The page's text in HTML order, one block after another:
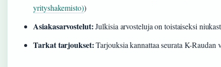
yrityshakemisto))
Asiakasarvostelut:Julkisia arvosteluja on toistaiseksi
Tarkat tarjoukset:Tarjouksia kannattaa seurata K-